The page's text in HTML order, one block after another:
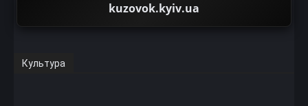
kuzovok.kyiv.ua
Культура